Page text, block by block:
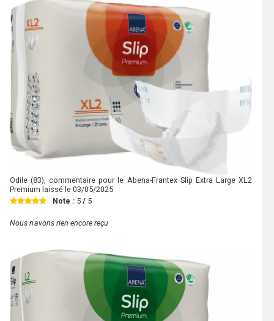
Odile (83), commentaire pour le Abena-Frantex Slip Extra Large XL2
Premium laissé le 03/05/2025
Note : 5 / 5
Nous n'avons rien encore reçu